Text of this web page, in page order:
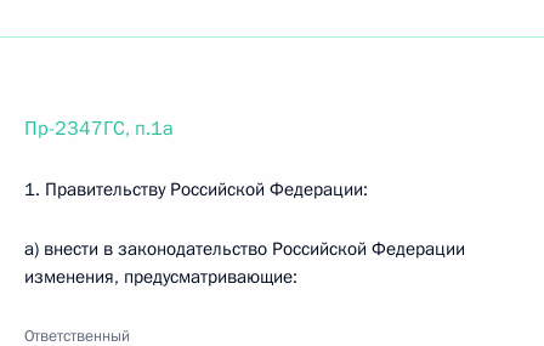
Пр-2347ГС, п.1а
1. Правительству Российской Федерации:
а) внести в законодательство Российской Федерации
изменения, предусматривающие:
Ответственный